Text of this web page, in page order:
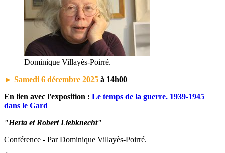
Dominique Villayès-Poirré.
► Samedi 6 décembre 2025 à 14h00
En lien avec l'exposition : Le temps de la guerre. 1939-1945
dans le Gard
"Herta et Robert Liebknecht"
Conférence - Par Dominique Villayès-Poirré.